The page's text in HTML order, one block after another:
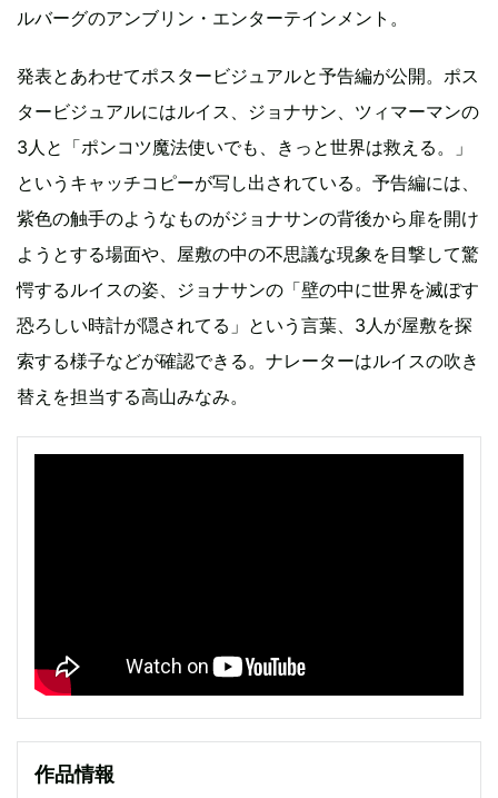
ルバーグのアンブリン・エンターテインメント。
発表とあわせてポスタービジュアルと予告編が公開。ポス
タービジュアルにはルイス、ジョナサン、ツィマーマンの
3人と「ポンコツ魔法使いでも、きっと世界は救える。」
というキャッチコピーが写し出されている。予告編には、
紫色の触手のようなものがジョナサンの背後から扉を開け
ようとする場面や、屋敷の中の不思議な現象を目撃して驚
愕するルイスの姿、ジョナサンの「壁の中に世界を滅ぼす
恐ろしい時計が隠されてる」という言葉、3人が屋敷を探
索する様子などが確認できる。ナレーターはルイスの吹き
替えを担当する高山みなみ。
作品情報